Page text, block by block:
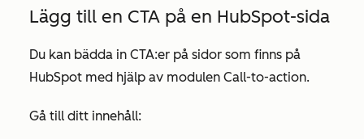
Lägg till en CTA på en HubSpot-sida
Du kan bädda in CTA:er på sidor som finns på
HubSpot med hjälp av modulen Call-to-action.
Gå till ditt innehåll: